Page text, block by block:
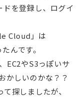
を登録し、ログイ
Cloud」は
んです。
EC2やS3っぽいサ
かしいのかな？？
探しましたが、